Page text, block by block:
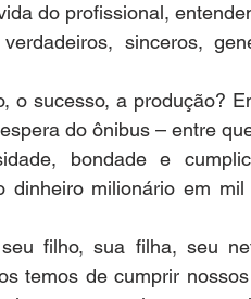
do profissional,
sinceros,
o sucesso, a produção?
do ônibus – entre
bondade e
dinheiro milionário em mil
filho, sua filha, seu
temos de cumprir